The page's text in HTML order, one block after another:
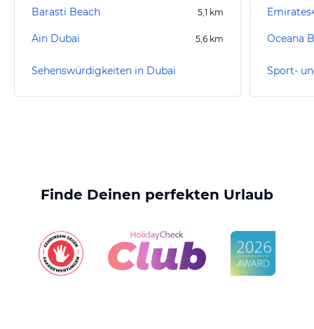
Barasti Beach 5,1 km
Ain Dubai 5,6 km
Sehenswürdigkeiten in Dubai
Oceana
Sport-
Finde Deinen perfekten Urlaub